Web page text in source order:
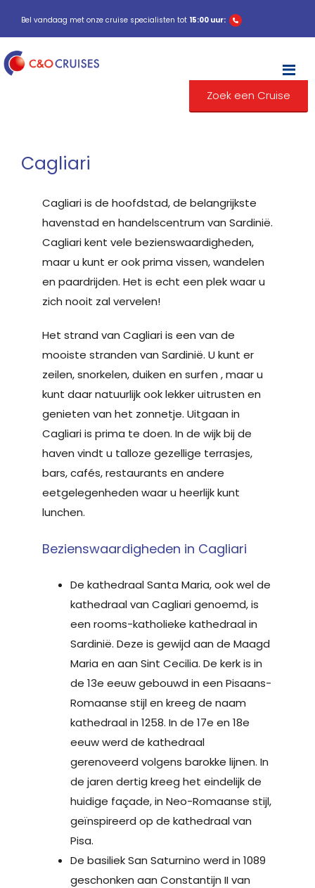
Bel vandaag met onze cruise specialisten tot 15:00 uur:
Zoek een Cruise
Cagliari
Cagliari is de hoofdstad, de belangrijkste
havenstad en handelscentrum van Sardinië.
Cagliari kent vele bezienswaardigheden,
maar u kunt er ook prima vissen, wandelen
en paardrijden. Het is echt een plek waar u
zich nooit zal vervelen!
Het strand van Cagliari is een van de
mooiste stranden van Sardinië. U kunt er
zeilen, snorkelen, duiken en surfen , maar u
kunt daar natuurlijk ook lekker uitrusten en
genieten van het zonnetje. Uitgaan in
Cagliari is prima te doen. In de wijk bij de
haven vindt u talloze gezellige terrasjes,
bars, cafés, restaurants en andere
eetgelegenheden waar u heerlijk kunt
lunchen.
Bezienswaardigheden in Cagliari
De kathedraal Santa Maria, ook wel de
kathedraal van Cagliari genoemd, is
een rooms-katholieke kathedraal in
Sardinië. Deze is gewijd aan de Maagd
Maria en aan Sint Cecilia. De kerk is in
de 13e eeuw gebouwd in een Pisaans-
Romaanse stijl en kreeg de naam
kathedraal in 1258. In de 17e en 18e
eeuw werd de kathedraal
gerenoveerd volgens barokke lijnen. In
de jaren dertig kreeg het eindelijk de
huidige façade, in Neo-Romaanse stijl,
geïnspireerd op de kathedraal van
Pisa.
De basiliek San Saturnino werd in 1089
geschonken aan Constantijn II van